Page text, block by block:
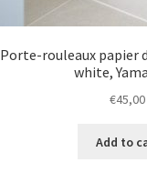
Porte-rouleaux papier
white,
€45,00
Add to